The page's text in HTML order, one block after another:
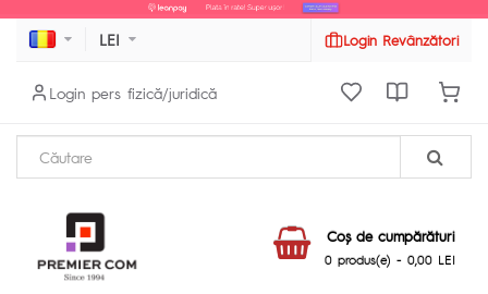
LEI Login Revânzători
Login pers fizică/juridică
Coş de cumpărături
0 produs(e) - 0,00 LEI